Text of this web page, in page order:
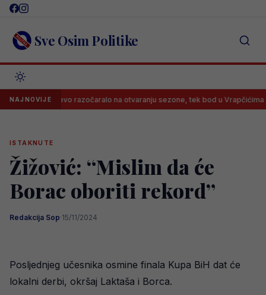
Skip
content Sve Osim Politike
NAJNOVIJErazočaralo na otvaranju sezone, tek bod u Vrapčićima
ISTAKNUTE
Žižović: “Mislim da će
Borac oboriti rekord”
Redakcija Sop·15/11/2024
Posljednjeg učesnika osmine finala Kupa BiH dat će
lokalni derbi, okršaj Laktaša i Borca.